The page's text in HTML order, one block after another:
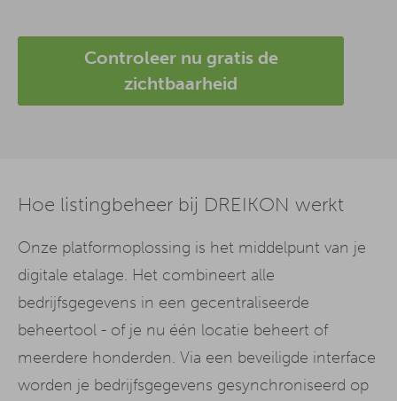
Controleer nu gratis de
zichtbaarheid
Hoe listingbeheer bij DREIKON werkt
Onze platformoplossing is het middelpunt van je
digitale etalage. Het combineert alle
bedrijfsgegevens in een gecentraliseerde
beheertool - of je nu één locatie beheert of
meerdere honderden. Via een beveiligde interface
worden je bedrijfsgegevens gesynchroniseerd op